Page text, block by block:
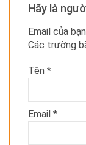
Hãy là
Email của
Các trường
Tên *
Email *